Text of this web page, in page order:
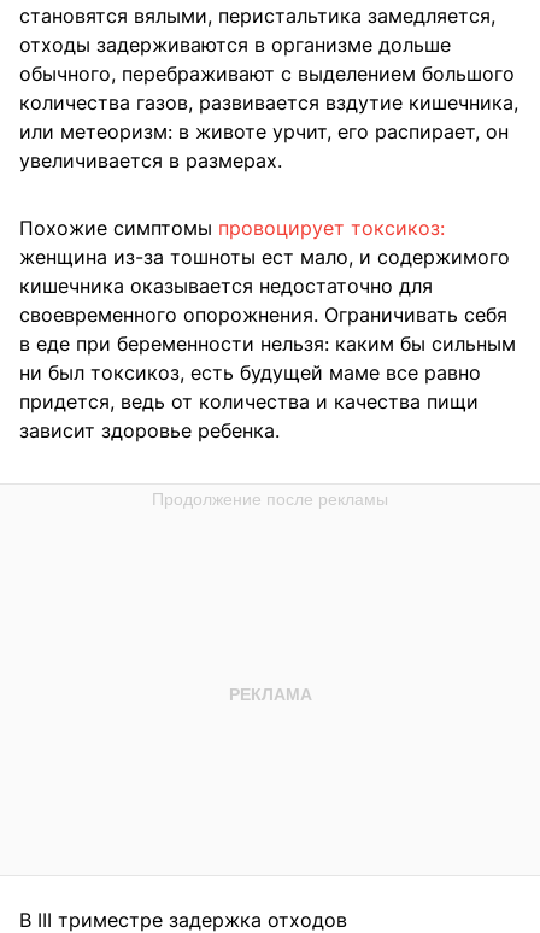
становятся вялыми, перистальтика замедляется,
отходы задерживаются в организме дольше
обычного, перебраживают с выделением большого
количества газов, развивается вздутие кишечника,
или метеоризм: в животе урчит, его распирает, он
увеличивается в размерах.
Похожие симптомы провоцирует токсикоз:
женщина из-за тошноты ест мало, и содержимого
кишечника оказывается недостаточно для
своевременного опорожнения. Ограничивать себя
в еде при беременности нельзя: каким бы сильным
ни был токсикоз, есть будущей маме все равно
придется, ведь от количества и качества пищи
зависит здоровье ребенка.
В III триместре задержка отходов